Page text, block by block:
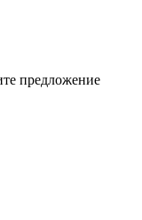
предложение